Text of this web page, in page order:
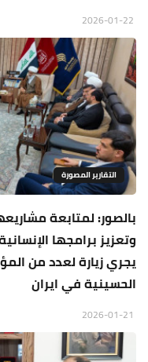
التقارير المصورة
بالصور: لمتابعة
وتعزيز برامجها
يجري زيارة لعدد من
الحسينية في ايران